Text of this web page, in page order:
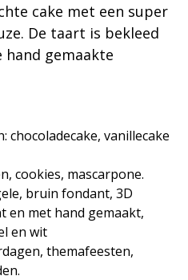
cake met een super
De taart is bekleed
gemaakte
chocoladecake, vanillecake
cookies, mascarpone.
bruin fondant, 3D
en met hand gemaakt,
en wit
themafeesten,